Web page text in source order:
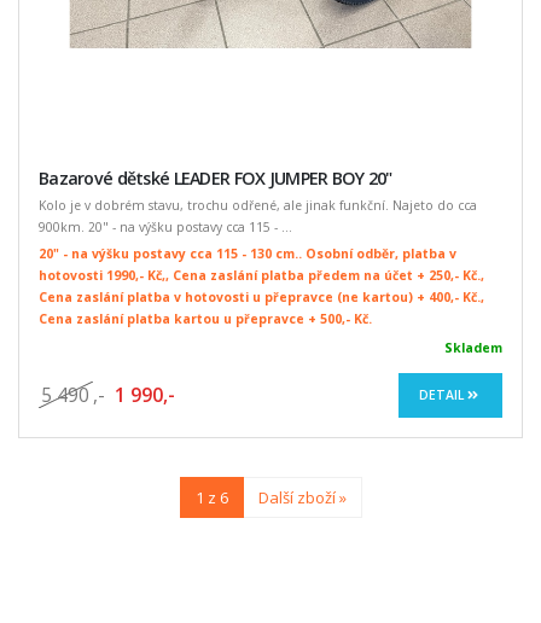
Bazarové dětské LEADER FOX JUMPER BOY 20"
Kolo je v dobrém stavu, trochu odřené, ale jinak funkční. Najeto do cca
900km. 20" - na výšku postavy cca 115 - ...
20" - na výšku postavy cca 115 - 130 cm.. Osobní odběr, platba v
hotovosti 1990,- Kč,, Cena zaslání platba předem na účet + 250,- Kč.,
Cena zaslání platba v hotovosti u přepravce (ne kartou) + 400,- Kč.,
Cena zaslání platba kartou u přepravce + 500,- Kč.
Skladem
5 490 ,- 1 990,- DETAIL
1 z 6 Další zboží »